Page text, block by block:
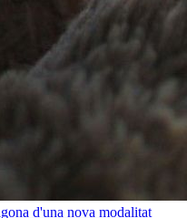
d'una nova modalitat